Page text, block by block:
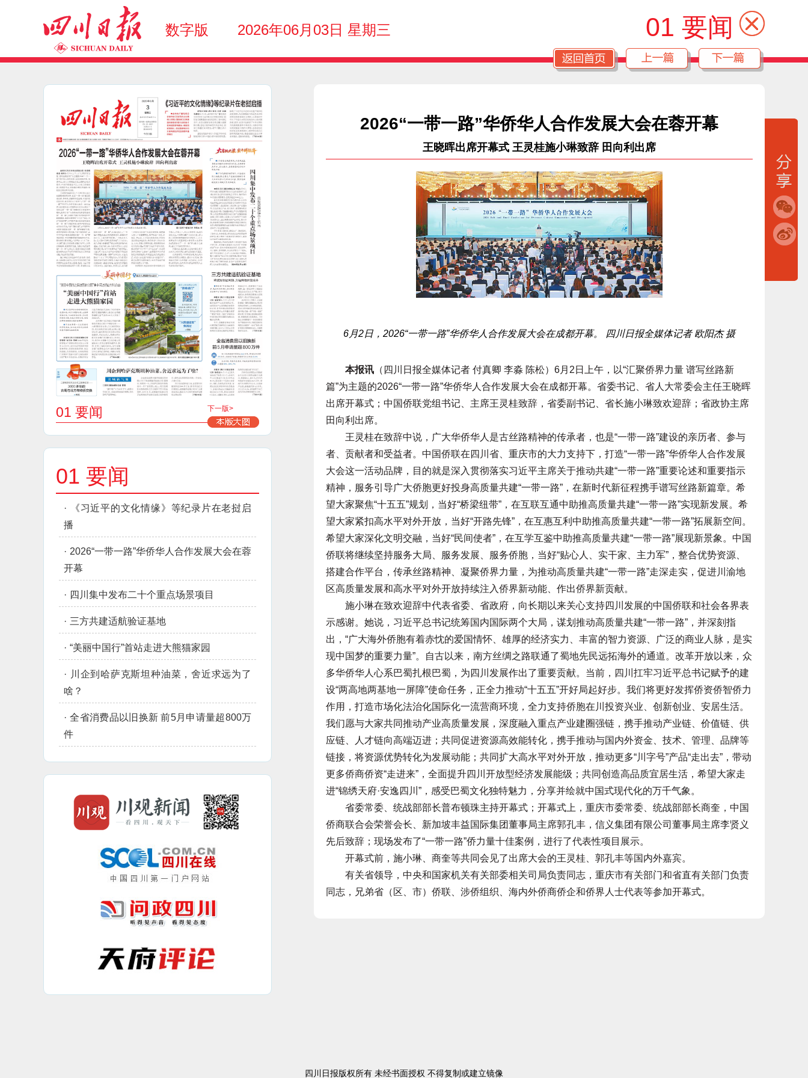
数字版 2026年06月03日 星期三 01 要闻
01 要闻 下一版>
01 要闻
·
《习近平的文化情缘》等纪录片在老挝启
播
· 2026“一带一路”华侨华人合作发展大会在蓉
开幕
· 四川集中发布二十个重点场景项目
· 三方共建适航验证基地
· “美丽中国行”首站走进大熊猫家园
· 川企到哈萨克斯坦种油菜，舍近求远为了
啥？
· 全省消费品以旧换新 前5月申请量超800万
件
2026“一带一路”华侨华人合作发展大会在蓉开幕
王晓晖出席开幕式 王灵桂施小琳致辞 田向利出席
6月2日，2026“一带一路”华侨华人合作发展大会在成都开幕。 四川日报全媒体记者 欧阳杰 摄
本报讯 （四川日报全媒体记者 付真卿 李淼 陈松）6月2日上午，以“汇聚侨界力量 谱写丝路新
篇”为主题的2026“一带一路”华侨华人合作发展大会在成都开幕。省委书记、省人大常委会主任王晓晖
出席开幕式；中国侨联党组书记、主席王灵桂致辞，省委副书记、省长施小琳致欢迎辞；省政协主席
田向利出席。
王灵桂在致辞中说，广大华侨华人是古丝路精神的传承者，也是“一带一路”建设的亲历者、参与
者、贡献者和受益者。中国侨联在四川省、重庆市的大力支持下，打造“一带一路”华侨华人合作发展
大会这一活动品牌，目的就是深入贯彻落实习近平主席关于推动共建“一带一路”重要论述和重要指示
精神，服务引导广大侨胞更好投身高质量共建“一带一路”，在新时代新征程携手谱写丝路新篇章。希
望大家聚焦“十五五”规划，当好“桥梁纽带”，在互联互通中助推高质量共建“一带一路”实现新发展。希
望大家紧扣高水平对外开放，当好“开路先锋”，在互惠互利中助推高质量共建“一带一路”拓展新空间。
希望大家深化文明交融，当好“民间使者”，在互学互鉴中助推高质量共建“一带一路”展现新景象。中国
侨联将继续坚持服务大局、服务发展、服务侨胞，当好“贴心人、实干家、主力军”，整合优势资源、
搭建合作平台，传承丝路精神、凝聚侨界力量，为推动高质量共建“一带一路”走深走实，促进川渝地
区高质量发展和高水平对外开放持续注入侨界新动能、作出侨界新贡献。
施小琳在致欢迎辞中代表省委、省政府，向长期以来关心支持四川发展的中国侨联和社会各界表
示感谢。她说，习近平总书记统筹国内国际两个大局，谋划推动高质量共建“一带一路”，并深刻指
出，“广大海外侨胞有着赤忱的爱国情怀、雄厚的经济实力、丰富的智力资源、广泛的商业人脉，是实
现中国梦的重要力量”。自古以来，南方丝绸之路联通了蜀地先民远拓海外的通道。改革开放以来，众
多华侨华人心系巴蜀扎根巴蜀，为四川发展作出了重要贡献。当前，四川扛牢习近平总书记赋予的建
设“两高地两基地一屏障”使命任务，正全力推动“十五五”开好局起好步。我们将更好发挥侨资侨智侨力
作用，打造市场化法治化国际化一流营商环境，全力支持侨胞在川投资兴业、创新创业、安居生活。
我们愿与大家共同推动产业高质量发展，深度融入重点产业建圈强链，携手推动产业链、价值链、供
应链、人才链向高端迈进；共同促进资源高效能转化，携手推动与国内外资金、技术、管理、品牌等
链接，将资源优势转化为发展动能；共同扩大高水平对外开放，推动更多“川字号”产品“走出去”，带动
更多侨商侨资“走进来”，全面提升四川开放型经济发展能级；共同创造高品质宜居生活，希望大家走
进“锦绣天府·安逸四川”，感受巴蜀文化独特魅力，分享并绘就中国式现代化的万千气象。
省委常委、统战部部长普布顿珠主持开幕式；开幕式上，重庆市委常委、统战部部长商奎，中国
侨商联合会荣誉会长、新加坡丰益国际集团董事局主席郭孔丰，信义集团有限公司董事局主席李贤义
先后致辞；现场发布了“一带一路”侨力量十佳案例，进行了代表性项目展示。
开幕式前，施小琳、商奎等共同会见了出席大会的王灵桂、郭孔丰等国内外嘉宾。
有关省领导，中央和国家机关有关部委相关司局负责同志，重庆市有关部门和省直有关部门负责
同志，兄弟省（区、市）侨联、涉侨组织、海内外侨商侨企和侨界人士代表等参加开幕式。
四川日报版权所有 未经书面授权 不得复制或建立镜像